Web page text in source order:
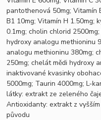
pantothenová 50mg; Vitamín
B1 10mg; Vitamín H 1.50mg;
0.1mg; cholin chlorid
hydroxy analogu methioninu
analogu methioninu 380mg;
250mg; chelát mědi hydroxy
inaktivované kvasinky
5000mg; Taurin 4000mg; L-
látky: extrakt ze zeleného
Antioxidanty: extrakt z
původu